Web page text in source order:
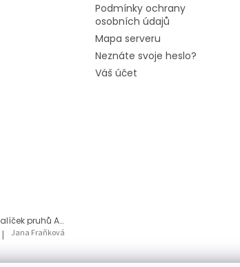
Podmínky ochrany
osobních údajů
Mapa serveru
Neznáte svoje heslo?
Váš účet
Balíček pruhů Akvárium
Hodnocení produktu je 5 z 5 hvězdiček.
| Jana Fraňková